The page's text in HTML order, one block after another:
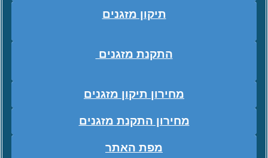
תיקון מזגנים
התקנת מזגנים
מחירון תיקון מזגנים
מחירון התקנת מזגנים
מפת האתר